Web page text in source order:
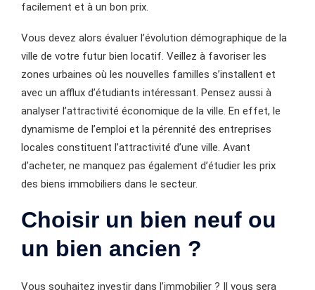
facilement et à un bon prix.
Vous devez alors évaluer l’évolution démographique de la
ville de votre futur bien locatif. Veillez à favoriser les
zones urbaines où les nouvelles familles s’installent et
avec un afflux d’étudiants intéressant. Pensez aussi à
analyser l’attractivité économique de la ville. En effet, le
dynamisme de l’emploi et la pérennité des entreprises
locales constituent l’attractivité d’une ville. Avant
d’acheter, ne manquez pas également d’étudier les prix
des biens immobiliers dans le secteur.
Choisir un bien neuf ou
un bien ancien ?
Vous souhaitez investir dans l’immobilier ? Il vous sera